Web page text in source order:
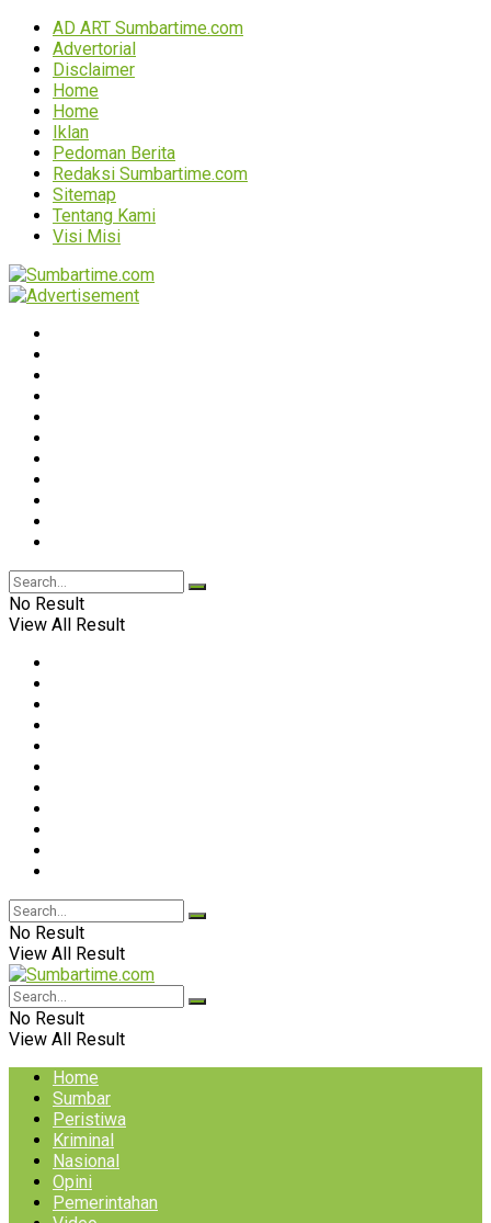
AD ART Sumbartime.com
Advertorial
Disclaimer
Home
Home
Iklan
Pedoman Berita
Redaksi Sumbartime.com
Sitemap
Tentang Kami
Visi Misi
No Result
View All Result
No Result
View All Result
No Result
View All Result
Home
Sumbar
Peristiwa
Kriminal
Nasional
Opini
Pemerintahan